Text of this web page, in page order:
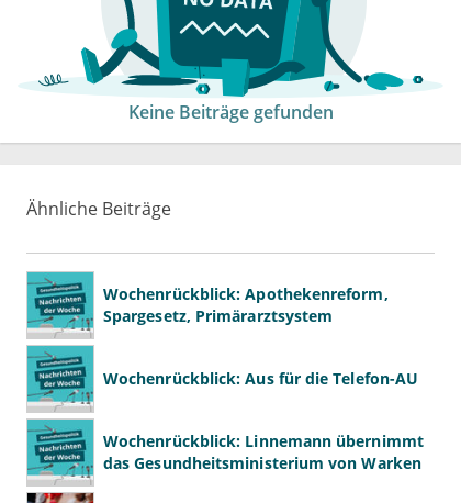
Keine Beiträge gefunden
Ähnliche Beiträge
Wochenrückblick: Apothekenreform,
Spargesetz, Primärarztsystem
Wochenrückblick: Aus für die Telefon-AU
Wochenrückblick: Linnemann übernimmt
das Gesundheitsministerium von Warken